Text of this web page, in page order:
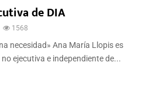
de DIA
1568
necesidad» Ana María Llopis es
ejecutiva e independiente de...